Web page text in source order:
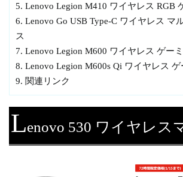
5. Lenovo Legion M410 ワイヤレス RGB
6. Lenovo Go USB Type-C ワイヤレス マ
ス
7. Lenovo Legion M600 ワイヤレス ゲー
8. Lenovo Legion M600s Qi ワイヤレス
9. 関連リンク
Lenovo 530 ワイヤレス